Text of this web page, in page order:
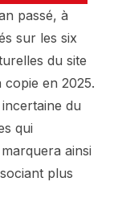
passé, à
sur les six
du site
copie en 2025.
du
qui
ainsi
plus